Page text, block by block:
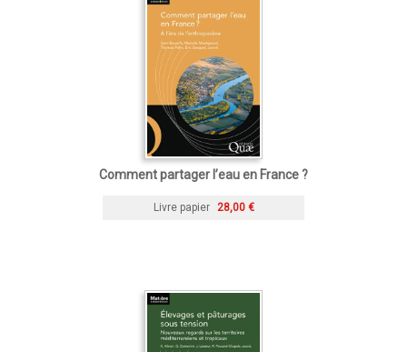
Comment partager l’eau en France ?
Livre papier 28,00 €